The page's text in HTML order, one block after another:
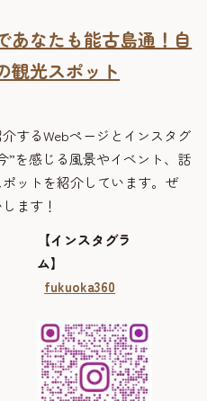
あなたも能古島通！自
観光スポット
するWebページとインスタグ
”を感じる風景やイベント、話
ットを紹介しています。ぜ
ます！
【インスタグラ
ム】
fukuoka360